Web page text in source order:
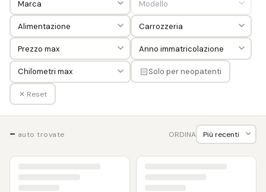
🏻Solo per neopatenti
✕ Reset
— auto trovate ORDINA